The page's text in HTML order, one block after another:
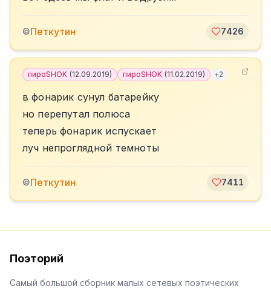
©Петкутин 7426
пироSHOK (12.09.2019) пироSHOK (11.02.2019) +2
в фонарик сунул батарейку
но перепутал полюса
теперь фонарик испускает
луч непроглядной темноты
©Петкутин 7411
Поэторий
Самый большой сборник малых сетевых поэтических